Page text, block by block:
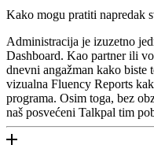
Kako mogu pratiti napredak
Administracija je izuzetno
Dashboard. Kao partner ili
dnevni angažman kako
vizualna Fluency Reports
programa. Osim toga, bez
naš posvećeni Talkpal tim